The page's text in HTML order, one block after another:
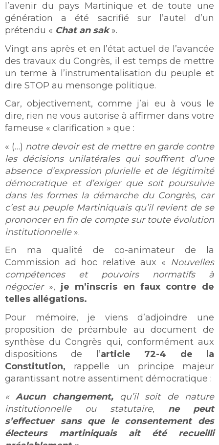
l’avenir du pays Martinique et de toute une
génération a été sacrifié sur l’autel d’un
prétendu « Chat an sak».
Vingt ans après et en l’état actuel de l’avancée
des travaux du Congrès, il est temps de mettre
un terme à l’instrumentalisation du peuple et
dire STOP au mensonge politique.
Car, objectivement, comme j’ai eu à vous le
dire, rien ne vous autorise à affirmer dans votre
fameuse « clarification » que :
« (…) notre devoir est de mettre en garde contre
les décisions unilatérales qui souffrent d’une
absence d’expression plurielle et de légitimité
démocratique et d’exiger que soit poursuivie
dans les formes la démarche du Congrès, car
c’est au peuple Martiniquais qu’il revient de se
prononcer en fin de compte sur toute évolution
institutionnelle».
En ma qualité de co-animateur de la
Commission ad hoc relative aux « Nouvelles
compétences et pouvoirs normatifs à
négocier », je m’inscris en faux contre de
telles allégations.
Pour mémoire, je viens d’adjoindre une
proposition de préambule au document de
synthèse du Congrès qui, conformément aux
dispositions de l’article 72-4 de la
Constitution,
rappelle un principe majeur
garantissant notre assentiment démocratique :
«Aucun changement,
qu’il soit de nature
institutionnelle ou statutaire,
ne peut
s’effectuer sans que le consentement des
électeurs martiniquais
ait été recueilli